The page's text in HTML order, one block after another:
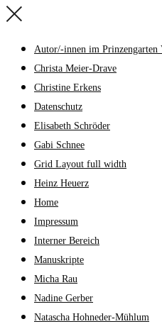
Autor/-innen im Prinzengarten
Christa Meier-Drave
Christine Erkens
Datenschutz
Elisabeth Schröder
Gabi Schnee
Grid Layout full width
Heinz Heuerz
Home
Impressum
Interner Bereich
Manuskripte
Micha Rau
Nadine Gerber
Natascha Hohneder-Mühlum